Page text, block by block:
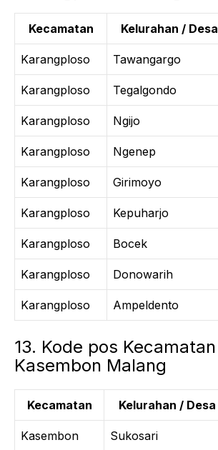
Kecamatan Kelurahan / Desa
Karangploso Tawangargo
Karangploso Tegalgondo
Karangploso Ngijo
Karangploso Ngenep
Karangploso Girimoyo
Karangploso Kepuharjo
Karangploso Bocek
Karangploso Donowarih
Karangploso Ampeldento
13. Kode pos Kecamatan
Kasembon Malang
Kecamatan Kelurahan / Desa
Kasembon Sukosari